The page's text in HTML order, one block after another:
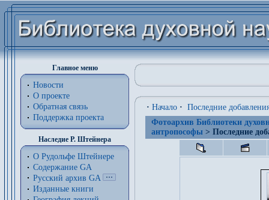
Главное меню
Новости
О проекте
Обратная связь
Поддержка проекта
Наследие Р. Штейнера
О Рудольфе Штейнере
Содержание GA
Русский архив GA
Изданные книги
· Начало · Последние
Фотоархив Библиотеки
антропософы > Последние